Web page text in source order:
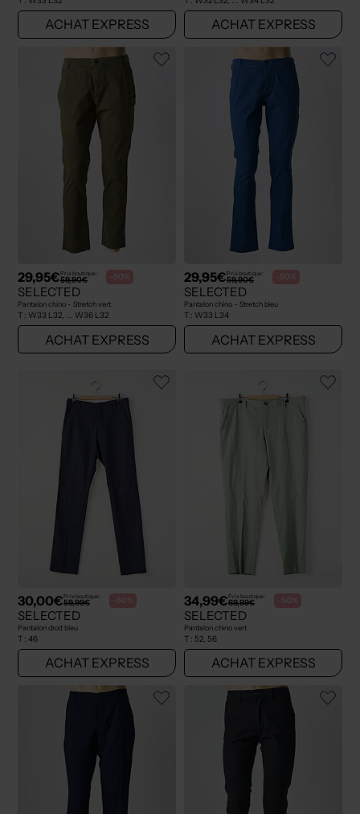
ACHAT EXPRESS ACHAT EXPRESS
29,95€Prix boutique :
59,90€ -50%
SELECTED
Pantalon chino - Stretch vert
T : W33 L32, ... W36 L32
ACHAT EXPRESS
29,95€Prix boutique :
59,90€ -50%
SELECTED
Pantalon chino - Stretch bleu
T : W33 L34
ACHAT EXPRESS
30,00€Prix boutique :
59,99€ -50%
SELECTED
Pantalon droit bleu
T : 46
ACHAT EXPRESS
34,99€Prix boutique :
69,99€ -50%
SELECTED
Pantalon chino vert
T : 52, 56
ACHAT EXPRESS